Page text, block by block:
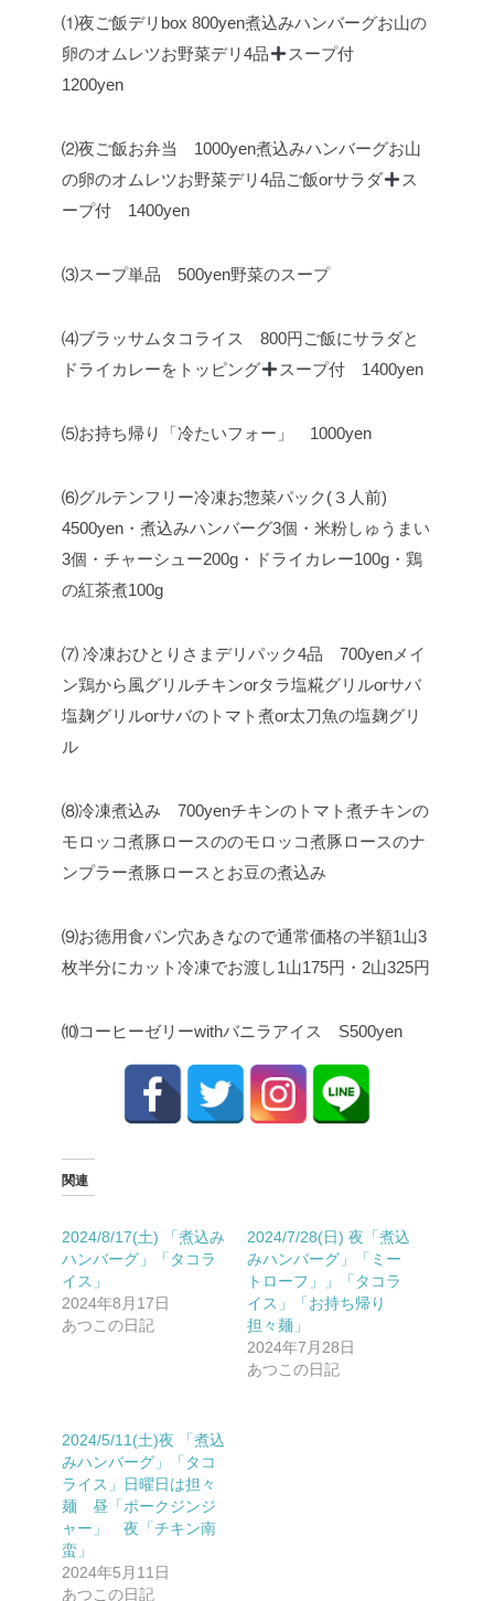
⑴夜ご飯デリbox 800yen煮込みハンバーグお山の
卵のオムレツお野菜デリ4品
スープ付
1200yen
⑵夜ご飯お弁当 1000yen煮込みハンバーグお山
の卵のオムレツお野菜デリ4品ご飯orサラダ
ス
ープ付 1400yen
⑶スープ単品 500yen野菜のスープ
⑷ブラッサムタコライス 800円 ご飯にサラダと
ドライカレーをトッピング
スープ付 1400yen
⑸お持ち帰り「冷たいフォー」 1000yen
⑹グルテンフリー冷凍お惣菜パック(３人前)
4500yen ・煮込みハンバーグ3個 ・米粉しゅうまい
3個 ・チャーシュー200g ・ドライカレー100g ・鶏
の紅茶煮100g
⑺ 冷凍おひとりさまデリパック4品 700yen メイ
ン鶏から風グリルチキンorタラ塩糀グリルorサバ
塩麹グリルorサバのトマト煮or太刀魚の塩麹グリ
ル
⑻冷凍煮込み 700yenチキンのトマト煮チキンの
モロッコ煮豚ロースののモロッコ煮豚ロースのナ
ンプラー煮豚ロースとお豆の煮込み
⑼お徳用食パン穴あきなので通常価格の半額1山3
枚半分にカット冷凍でお渡し1山175円・2山325円
⑽コーヒーゼリーwithバニラアイス S500yen
関連
2024/8/17(土) 「煮込み
ハンバーグ」「タコラ
イス」
2024年8月17日
あつこの日記
2024/7/28(日) 夜「煮込
みハンバーグ」「ミー
トローフ」」「タコラ
イス」「お持ち帰り
担々麺」
2024年7月28日
あつこの日記
2024/5/11(土)夜 「煮込
みハンバーグ」「タコ
ライス」日曜日は担々
麺 昼「ポークジンジ
ャー」 夜「チキン南
蛮」
2024年5月11日
あつこの日記